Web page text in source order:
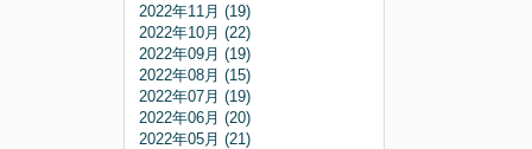
2022年11月 (19)
2022年10月 (22)
2022年09月 (19)
2022年08月 (15)
2022年07月 (19)
2022年06月 (20)
2022年05月 (21)